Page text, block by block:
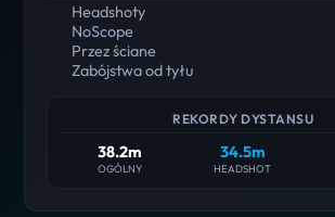
Headshoty
NoScope
Przez ściane
Zabójstwa od tyłu
REKORDY DYSTANSU
38.2m
OGÓLNY
34.5m
HEADSHOT